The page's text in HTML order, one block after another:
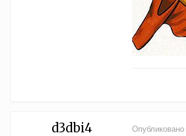
d3dbi4 Опубликовано